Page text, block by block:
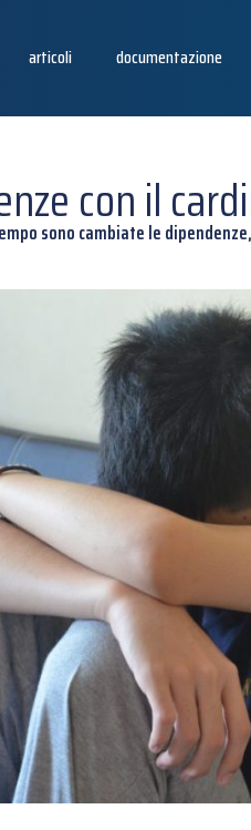
articoli documentazione
con il
sono cambiate le